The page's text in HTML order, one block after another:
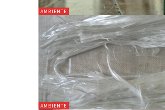
AMBIENTE
AMBIENTE